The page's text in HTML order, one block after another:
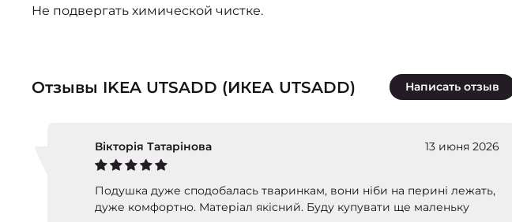
Не подвергать химической чистке.
Отзывы IKEA UTSADD (ИКЕА UTSADD) Написать отзыв
Вікторія Татарінова 13 июня 2026
Подушка дуже сподобалась тваринкам, вони ніби на перині лежать,
дуже комфортно. Матеріал якісний. Буду купувати ще маленьку